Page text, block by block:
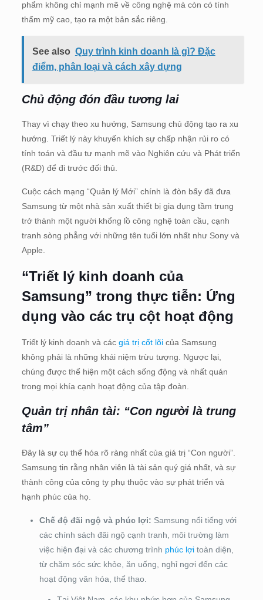
phẩm không chỉ mạnh mẽ về công nghệ mà còn có tính
thẩm mỹ cao, tạo ra một bản sắc riêng.
See also Quy trình kinh doanh là gì? Đặc
điểm, phân loại và cách xây dựng
Chủ động đón đầu tương lai
Thay vì chạy theo xu hướng, Samsung chủ động tạo ra xu
hướng. Triết lý này khuyến khích sự chấp nhận rủi ro có
tính toán và đầu tư mạnh mẽ vào Nghiên cứu và Phát triển
(R&D) để đi trước đối thủ.
Cuộc cách mạng “Quản lý Mới” chính là đòn bẩy đã đưa
Samsung từ một nhà sản xuất thiết bị gia dụng tầm trung
trở thành một người khổng lồ công nghệ toàn cầu, cạnh
tranh sòng phẳng với những tên tuổi lớn nhất như Sony và
Apple.
“Triết lý kinh doanh của
Samsung” trong thực tiễn: Ứng
dụng vào các trụ cột hoạt động
Triết lý kinh doanh và các giá trị cốt lõicủa Samsung
không phải là những khái niệm trừu tượng. Ngược lại,
chúng được thể hiện một cách sống động và nhất quán
trong mọi khía cạnh hoạt động của tập đoàn.
Quản trị nhân tài: “Con người là trung
tâm”
Đây là sự cụ thể hóa rõ ràng nhất của giá trị “Con người”.
Samsung tin rằng nhân viên là tài sản quý giá nhất, và sự
thành công của công ty phụ thuộc vào sự phát triển và
hạnh phúc của họ.
Chế độ đãi ngộ và phúc lợi: Samsung nổi tiếng với
các chính sách đãi ngộ cạnh tranh, môi trường làm
việc hiện đại và các chương trình phúc lợitoàn diện,
từ chăm sóc sức khỏe, ăn uống, nghỉ ngơi đến các
hoạt động văn hóa, thể thao.